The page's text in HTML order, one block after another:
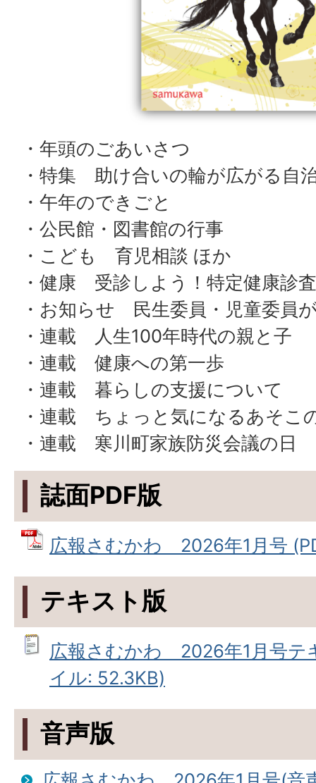
・年頭のごあいさつ
・特集 助け合いの輪が広がる自
・午年のできごと
・公民館・図書館の行事
・こども 育児相談 ほか
・健康 受診しよう！特定健康診
・お知らせ 民生委員・児童委員
・連載 人生100年時代の親と子
・連載 健康への第一歩
・連載 暮らしの支援について
・連載 ちょっと気になるあそこ
・連載 寒川町家族防災会議の日
誌面PDF版
広報さむかわ 2026年1月号
テキスト版
広報さむかわ 2026年1月号テ
イル: 52.3KB)
音声版